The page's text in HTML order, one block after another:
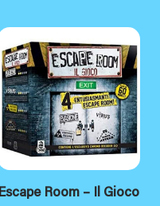
Escape Room – Il Gioco